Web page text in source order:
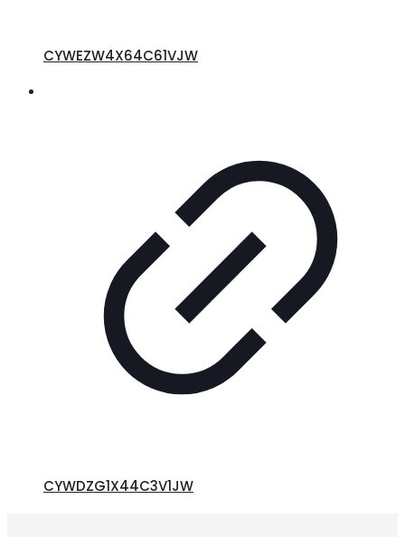
CYWEZW4X64C61VJW
CYWDZG1X44C3V1JW